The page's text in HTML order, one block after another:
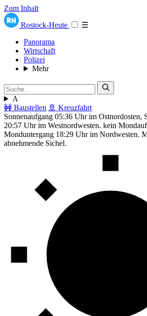
Zum Inhalt
Rostock-Heute
☰
Panorama
Wirtschaft
Polizei
Mehr
A
🚧 Baustellen 🚢 Kreuzfahrt
Sonnenaufgang 05:36 Uhr im Ostnordosten,
20:57 Uhr im Westnordwesten. kein
Monduntergang 18:29 Uhr im Nordwesten.
abnehmende Sichel.